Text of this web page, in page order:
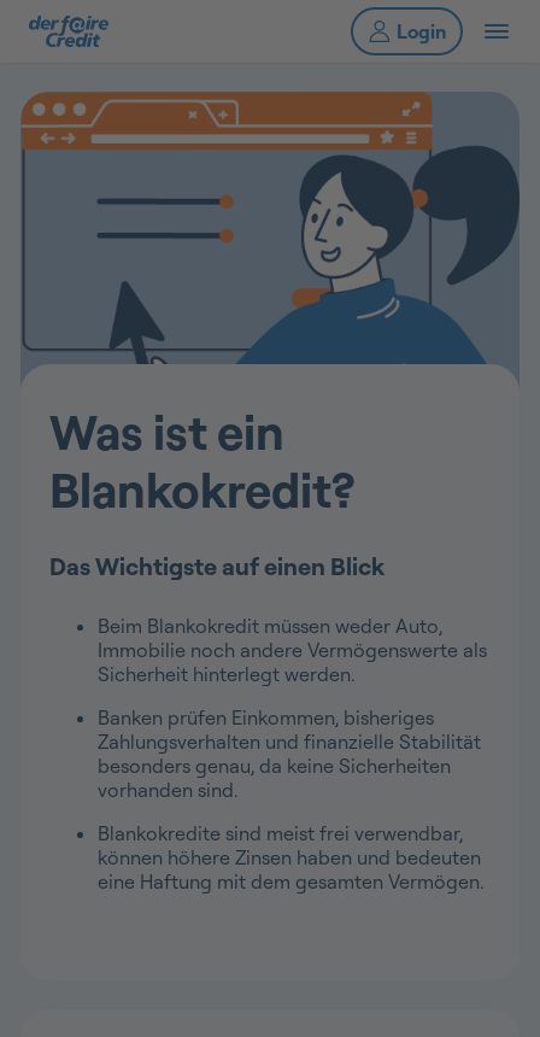
Was ist ein
Blankokredit?
Das Wichtigste auf einen Blick
Beim Blankokredit müssen weder Auto,
Immobilie noch andere Vermögenswerte als
Sicherheit hinterlegt werden.
Banken prüfen Einkommen, bisheriges
Zahlungsverhalten und finanzielle Stabilität
besonders genau, da keine Sicherheiten
vorhanden sind.
Blankokredite sind meist frei verwendbar,
können höhere Zinsen haben und bedeuten
eine Haftung mit dem gesamten Vermögen.